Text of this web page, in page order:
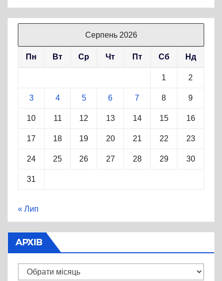
Серпень 2026
Пн Вт Ср Чт Пт Сб Нд
1 2
3 4 5 6 7 8 9
10 11 12 13 14 15 16
17 18 19 20 21 22 23
24 25 26 27 28 29 30
31
« Лип
АРХІВ
Архів